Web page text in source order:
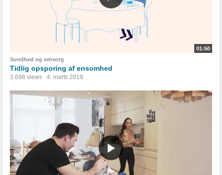
01:50
Sundhed og omsorg
Tidlig opsporing af ensomhed
3.698 views 4. marts 2019